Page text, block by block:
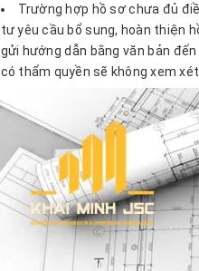
Trường hợp hồ sơ chưa đủ
tư yêu cầu bổ sung, hoàn thiện
gửi hướng dẫn bằng văn bản
có thẩm quyền sẽ không xem